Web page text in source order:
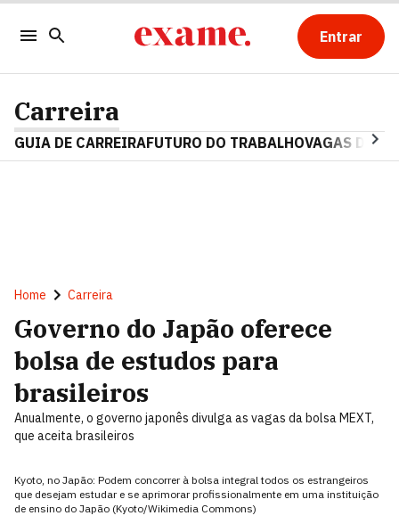
Entrar
Carreira
GUIA DE CARREIRAFUTURO DO TRABALHOVAGAS DE
Home Carreira
Governo do Japão oferece
bolsa de estudos para
brasileiros
Anualmente, o governo japonês divulga as vagas da bolsa MEXT,
que aceita brasileiros
Kyoto, no Japão: Podem concorrer à bolsa integral todos os estrangeiros
que desejam estudar e se aprimorar profissionalmente em uma instituição
de ensino do Japão (Kyoto/Wikimedia Commons)